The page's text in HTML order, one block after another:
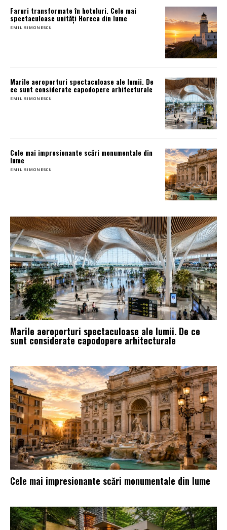
Faruri transformate în hoteluri. Cele mai
spectaculoase unități Horeca din lume
EMIL SIMONESCU
Marile aeroporturi spectaculoase ale lumii. De
ce sunt considerate capodopere arhitecturale
EMIL SIMONESCU
Cele mai impresionante scări monumentale din
lume
EMIL SIMONESCU
Marile aeroporturi spectaculoase ale lumii. De ce
sunt considerate capodopere arhitecturale
Cele mai impresionante scări monumentale din lume